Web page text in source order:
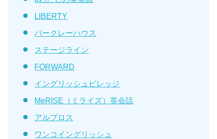
LIBERTY
バークレーハウス
ステージライン
FORWARD
イングリッシュビレッジ
MeRISE（ミライズ）英会話
アルプロス
ワンコイングリッシュ